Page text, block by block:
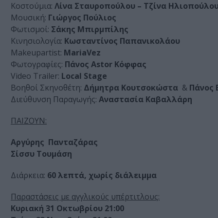
Κοστούμια: Λίνα Σταυροπούλου – Τζίνα Ηλιοπούλου
Μουσική: Γιώργος Πούλιος
Φωτισμοί: Σάκης Μπιρμπίλης
Κινησιολογία: Κωσταντίνος Παπανικολάου
Makeupartist: MariaVez
Φωτογραφίες: Πάνος Astor Κόφφας
Video Trailer: Local Stage
Βοηθοί Σκηνοθέτη: Δήμητρα Κουτσοκώστα & Πάνος
Διεύθυνση Παραγωγής: Αναστασία Καβαλλάρη
ΠΑΙΖΟΥΝ:
Αργύρης Πανταζάρας
Σίσσυ Τουμάση
Διάρκεια: 60 λεπτά, χωρίς διάλειμμα
Παραστάσεις με αγγλικούς υπέρτιτλους:
Κυριακή 31 Οκτωβρίου 21:00